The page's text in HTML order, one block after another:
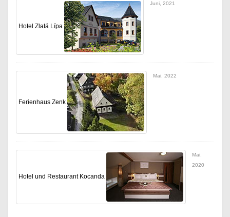
Hotel Zlatá Lípa
Juni, 2021
Ferienhaus Zenk
Mai, 2022
Hotel und Restaurant Kocanda
Mai,
2020